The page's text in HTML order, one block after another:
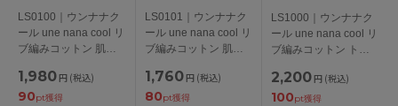
LS0100｜ウンナナク
ール une nana cool リ
ブ編みコットン 肌着
1,980 円 (税込)
90pt獲得
LS0101｜ウンナナク
ール une nana cool リ
ブ編みコットン 肌着
1,760 円 (税込)
80pt獲得
LS1000｜ウンナナク
ール une nana cool リ
ブ編みコットン トッ
2,200 円 (税込)
100pt獲得